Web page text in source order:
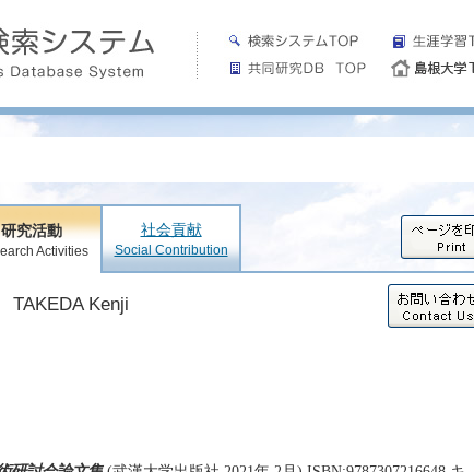
研究活動
Activities
社会貢献
Social Contribution
TAKEDA Kenji